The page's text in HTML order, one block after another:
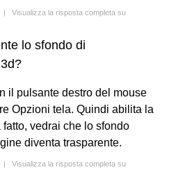
| Visualizza la risposta completa su
lo sfondo di
il pulsante destro del mouse
Opzioni tela. Quindi abilita la
vedrai che lo sfondo
diventa trasparente.
| Visualizza la risposta completa su